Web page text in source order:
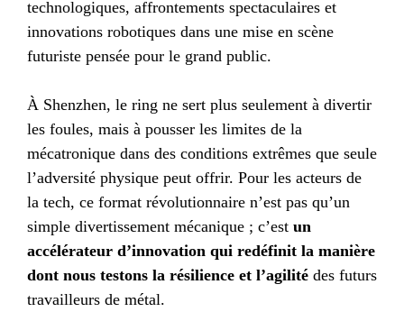
technologiques, affrontements spectaculaires et
innovations robotiques dans une mise en scène
futuriste pensée pour le grand public.
À Shenzhen, le ring ne sert plus seulement à divertir
les foules, mais à pousser les limites de la
mécatronique dans des conditions extrêmes que seule
l’adversité physique peut offrir. Pour les acteurs de
la tech, ce format révolutionnaire n’est pas qu’un
simple divertissement mécanique ; c’est un
accélérateur d’innovation qui redéfinit la manière
dont nous testons la résilience et l’agilité des futurs
travailleurs de métal.